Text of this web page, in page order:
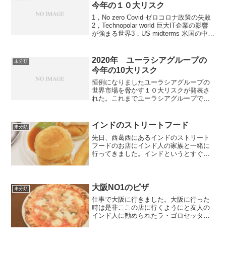
今年の１０大リスク
1，No zero Covid ゼロコロナ政策の失敗
2，Technopolar world 巨大IT企業の影響
が強まる世界3，US midterms 米国の中間
未分類
2020年 ユーラシアグループの
今年の10大リスク
恒例になりましたユーラシアグループの
世界市場を脅かす１０大リスクが発表さ
れた。これまでユーラシアグループで
で試される見通しである。１，誰が米国
を統治するか １１月の大...
未分類 インドのストリートフード
先日、西葛西にあるインドのストリート
フードのお店にインド人の家族と一緒に
行ってきました。インドというとすぐに
が、さすがインド人が２０...
未分類 大阪NO1のピザ
仕事で大阪に行きました。大阪に行った
時は是非ここの店に行くようにと友人の
インド人に勧められたラ・ゴロセッタと